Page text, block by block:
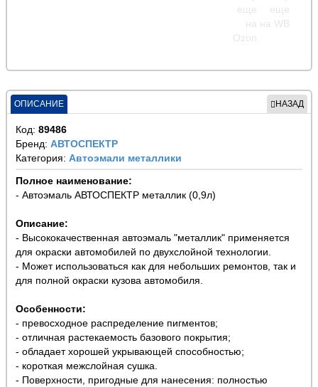
ОПИСАНИЕ НАЗАД
Код: 89486
Бренд: АВТОСПЕКТР
Категория: Автоэмали металлики
Полное наименование:
- Автоэмаль АВТОСПЕКТР металлик (0,9л)
Описание:
- Высококачественная автоэмаль "металлик" применяется
для окраски автомобилей по двухслойной технологии.
- Может использоваться как для небольших ремонтов, так и
для полной окраски кузова автомобиля.
Особенности:
- превосходное распределение пигментов;
- отличная растекаемость базового покрытия;
- обладает хорошей укрывающей способностью;
- короткая межслойная сушка.
- Поверхности, пригодные для нанесения: полностью